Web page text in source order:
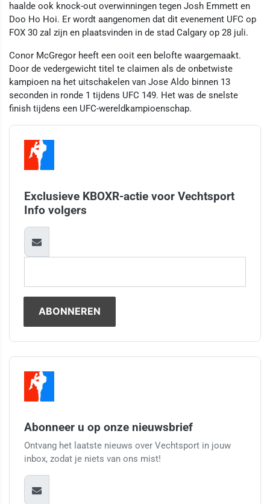
haalde ook knock-out overwinningen tegen Josh Emmett en
Doo Ho Hoi. Er wordt aangenomen dat dit evenement UFC op
FOX 30 zal zijn en plaatsvinden in de stad Calgary op 28 juli.
Conor McGregor heeft een ooit een belofte waargemaakt.
Door de vedergewicht titel te claimen als de onbetwiste
kampioen na het uitschakelen van Jose Aldo binnen 13
seconden in ronde 1 tijdens UFC 149. Het was de snelste
finish tijdens een UFC-wereldkampioenschap.
Exclusieve KBOXR-actie voor Vechtsport
Info volgers
Abonneer u op onze nieuwsbrief
Ontvang het laatste nieuws over Vechtsport in jouw
inbox, zodat je niets van ons mist!